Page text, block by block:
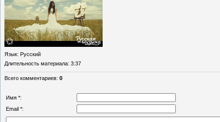
Язык: Русский
Длительность материала: 3:37
Всего комментариев: 0
Имя *:
Email *: